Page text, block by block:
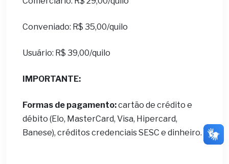
Conveniado: R$ 35,00/quilo
Usuário: R$ 39,00/quilo
IMPORTANTE:
Formas de pagamento:cartão de crédito e
débito (Elo, MasterCard, Visa, Hipercard,
Banese), créditos credenciais SESC e dinheiro.